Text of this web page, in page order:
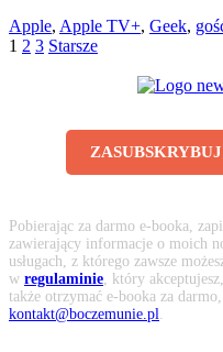
Apple, Apple TV+, Geek,
1 2 3 Starsze
Pobierając za darmo e-booka,
zawierający informacje o moich
usługach, z którego zawsze
w regulaminie , który
także otrzymać e-booka za
kontakt@boczemunie.pl